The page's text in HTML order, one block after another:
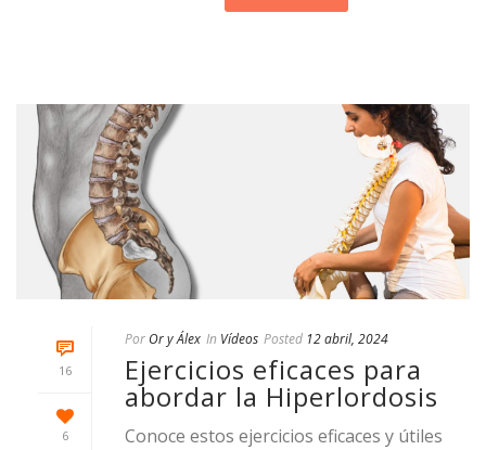
16
6
Por Or y Álex In Vídeos Posted 12 abril, 2024
Ejercicios eficaces para
abordar la Hiperlordosis
Conoce estos ejercicios eficaces y útiles